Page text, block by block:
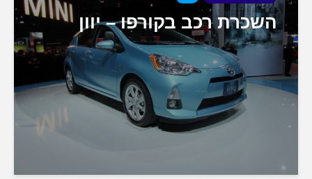
השכרת רכב בקורפו – יוון